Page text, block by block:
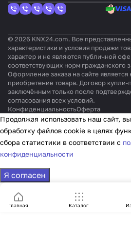
Главная Каталог
© 2026 KNX24.com. Все
характеристики и условия продажи
характер и не являются публичной
соответствующих норм гражданского
Оформление заказа на сайте
приобретение товара. Договор купли-
заключённым только после
согласования всех условий.
КонфиденциальностьОферта
Продолжая использовать наш сайт,
обработку файлов cookie в целях
сбора статистики в соответствии с
конфиденциальности
Я согласен